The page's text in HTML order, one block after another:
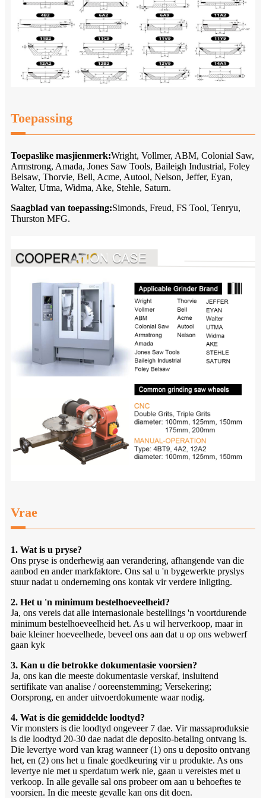
Toepassing
Toepaslike masjienmerk:Wright, Vollmer, ABM, Colonial Saw,
Armstrong, Amada, Jones Saw Tools, Baileigh Industrial, Foley
Belsaw, Thorvie, Bell, Acme, Autool, Nelson, Jeffer, Eyan,
Walter, Utma, Widma, Ake, Stehle, Saturn.
Saagblad van toepassing:Simonds, Freud, FS Tool, Tenryu,
Thurston MFG.
Vrae
1. Wat is u pryse?
Ons pryse is onderhewig aan verandering, afhangende van die
aanbod en ander markfaktore. Ons sal u 'n bygewerkte pryslys
stuur nadat u onderneming ons kontak vir verdere inligting.
2. Het u 'n minimum bestelhoeveelheid?
Ja, ons vereis dat alle internasionale bestellings 'n voortdurende
minimum bestelhoeveelheid het. As u wil herverkoop, maar in
baie kleiner hoeveelhede, beveel ons aan dat u op ons webwerf
gaan kyk
3. Kan u die betrokke dokumentasie voorsien?
Ja, ons kan die meeste dokumentasie verskaf, insluitend
sertifikate van analise / ooreenstemming; Versekering;
Oorsprong, en ander uitvoerdokumente waar nodig.
4. Wat is die gemiddelde loodtyd?
Vir monsters is die loodtyd ongeveer 7 dae. Vir massaproduksie
is die loodtyd 20-30 dae nadat die deposito-betaling ontvang is.
Die levertye word van krag wanneer (1) ons u deposito ontvang
het, en (2) ons het u finale goedkeuring vir u produkte. As ons
levertye nie met u sperdatum werk nie, gaan u vereistes met u
verkoop. In alle gevalle sal ons probeer om aan u behoeftes te
voorsien. In die meeste gevalle kan ons dit doen.